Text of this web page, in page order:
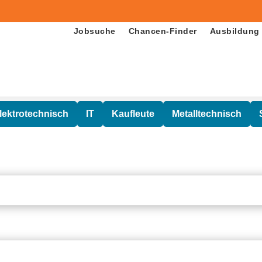
Jobsuche Chancen-Finder Ausbildung
IT Kaufleute Metalltechnisch